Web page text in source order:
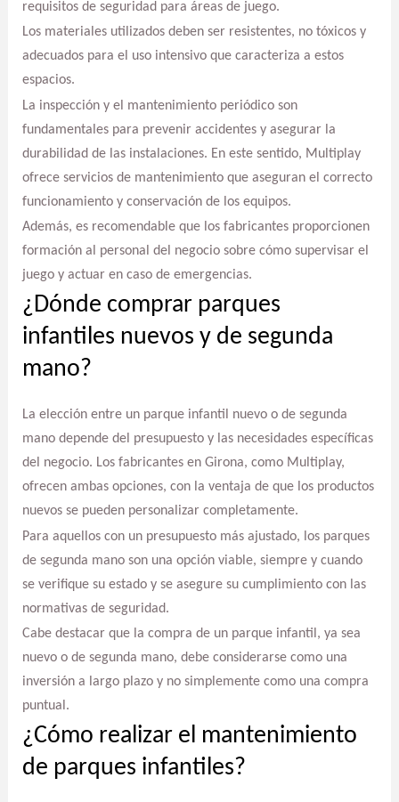
requisitos de seguridad para áreas de juego.
Los materiales utilizados deben ser resistentes, no tóxicos y
adecuados para el uso intensivo que caracteriza a estos
espacios.
La inspección y el mantenimiento periódico son
fundamentales para prevenir accidentes y asegurar la
durabilidad de las instalaciones. En este sentido, Multiplay
ofrece servicios de mantenimiento que aseguran el correcto
funcionamiento y conservación de los equipos.
Además, es recomendable que los fabricantes proporcionen
formación al personal del negocio sobre cómo supervisar el
juego y actuar en caso de emergencias.
¿Dónde comprar parques
infantiles nuevos y de segunda
mano?
La elección entre un parque infantil nuevo o de segunda
mano depende del presupuesto y las necesidades específicas
del negocio. Los fabricantes en Girona, como Multiplay,
ofrecen ambas opciones, con la ventaja de que los productos
nuevos se pueden personalizar completamente.
Para aquellos con un presupuesto más ajustado, los parques
de segunda mano son una opción viable, siempre y cuando
se verifique su estado y se asegure su cumplimiento con las
normativas de seguridad.
Cabe destacar que la compra de un parque infantil, ya sea
nuevo o de segunda mano, debe considerarse como una
inversión a largo plazo y no simplemente como una compra
puntual.
¿Cómo realizar el mantenimiento
de parques infantiles?